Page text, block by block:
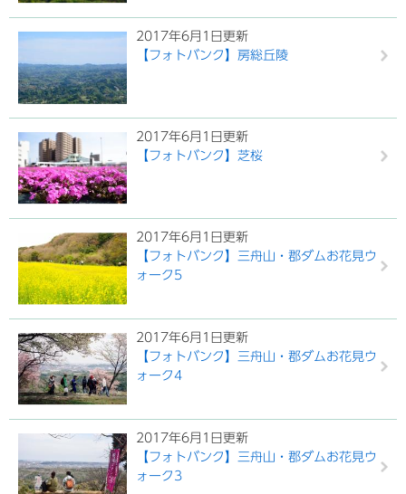
2017年6月1日更新
【フォトバンク】房総丘陵
2017年6月1日更新
【フォトバンク】芝桜
2017年6月1日更新
【フォトバンク】三舟山・郡ダムお花見ウ
ォーク5
2017年6月1日更新
【フォトバンク】三舟山・郡ダムお花見ウ
ォーク4
2017年6月1日更新
【フォトバンク】三舟山・郡ダムお花見ウ
ォーク3